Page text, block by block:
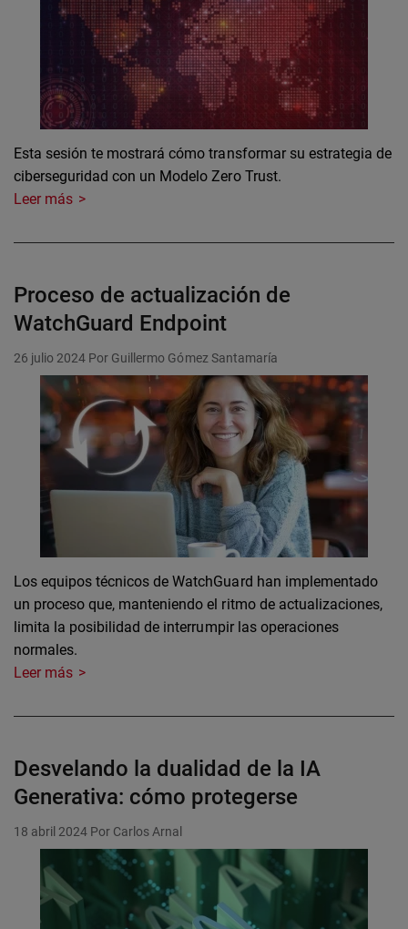
Esta sesión te mostrará cómo transformar su estrategia de
ciberseguridad con un Modelo Zero Trust.
Leer más
Proceso de actualización de
WatchGuard Endpoint
26 julio 2024 Por Guillermo Gómez Santamaría
Los equipos técnicos de WatchGuard han implementado
un proceso que, manteniendo el ritmo de actualizaciones,
limita la posibilidad de interrumpir las operaciones
normales.
Leer más
Desvelando la dualidad de la IA
Generativa: cómo protegerse
18 abril 2024 Por Carlos Arnal